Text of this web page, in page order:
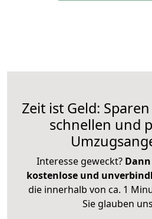
Zeit ist Geld:
schnellen und
Interesse geweckt?
kostenlose und
die innerhalb von ca. 1
Sie glauben